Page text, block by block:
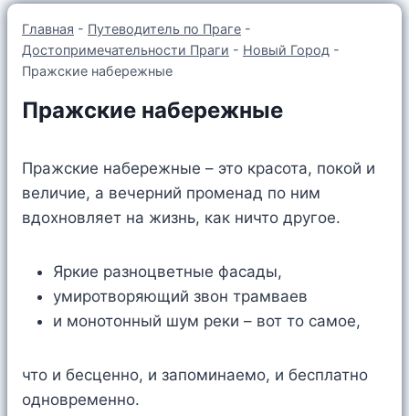
Главная - Путеводитель по Праге -
Достопримечательности Праги - Новый Город -
Пражские набережные
Пражские набережные
Пражские набережные – это красота, покой и
величие, а вечерний променад по ним
вдохновляет на жизнь, как ничто другое.
Яркие разноцветные фасады,
умиротворяющий звон трамваев
и монотонный шум реки – вот то самое,
что и бесценно, и запоминаемо, и бесплатно
одновременно.